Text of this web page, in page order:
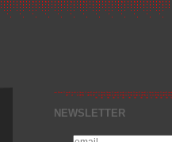
NEWSLETTER